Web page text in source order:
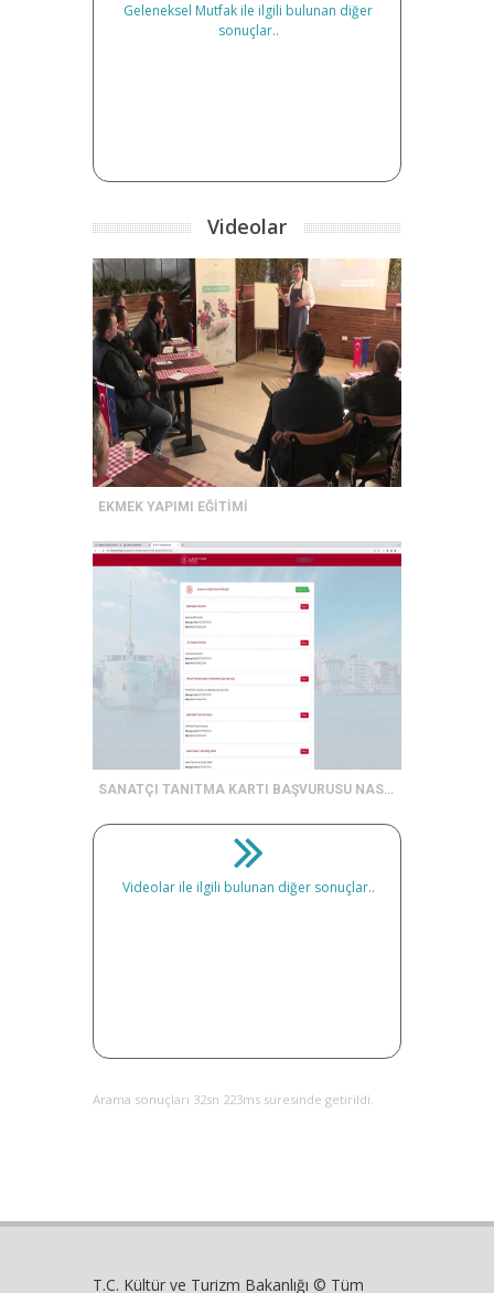
Geleneksel Mutfak ile ilgili bulunan diğer
sonuçlar..
Videolar
EKMEK YAPIMI EĞİTİMİ
SANATÇI TANITMA KARTI BAŞVURUSU NASIL YAPILIR ?
Videolar ile ilgili bulunan diğer sonuçlar..
Arama sonuçları 32sn 223ms süresinde getirildi.
T.C. Kültür ve Turizm Bakanlığı © Tüm